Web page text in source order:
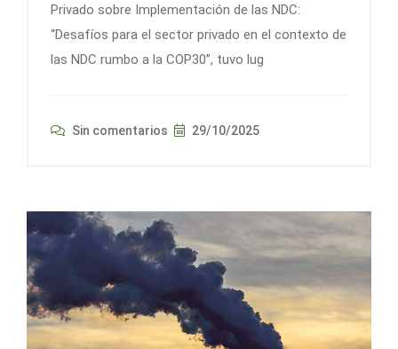
Privado sobre Implementación de las NDC:
“Desafíos para el sector privado en el contexto de
las NDC rumbo a la COP30”, tuvo lug
Sin comentarios 29/10/2025